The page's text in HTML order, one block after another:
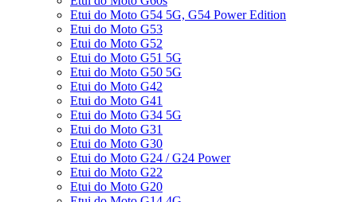
Etui do Moto G54 5G, G54 Power Edition
Etui do Moto G53
Etui do Moto G52
Etui do Moto G51 5G
Etui do Moto G50 5G
Etui do Moto G42
Etui do Moto G41
Etui do Moto G34 5G
Etui do Moto G31
Etui do Moto G30
Etui do Moto G24 / G24 Power
Etui do Moto G22
Etui do Moto G20